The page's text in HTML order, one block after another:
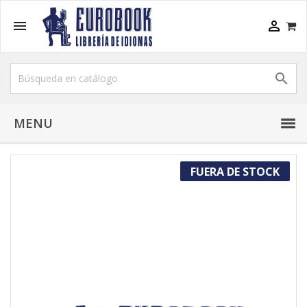
 

MENU
FUERA DE STOCK